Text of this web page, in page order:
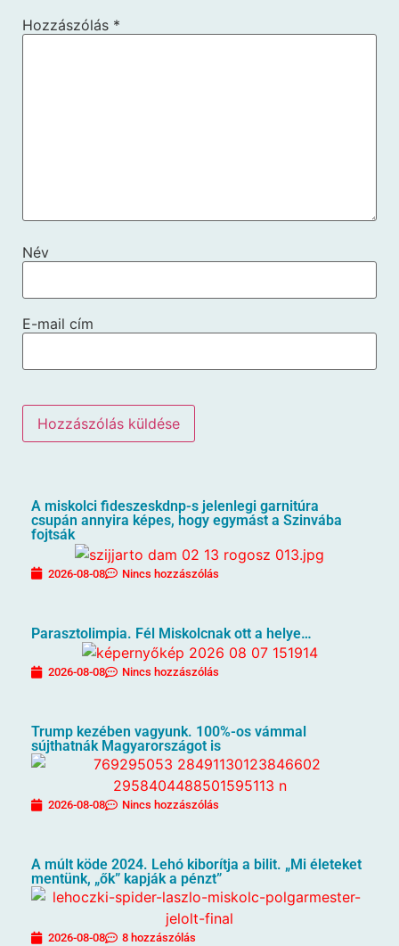
Hozzászólás *
Név
E-mail cím
A miskolci fideszeskdnp-s jelenlegi garnitúra
csupán annyira képes, hogy egymást a Szinvába
fojtsák
2026-08-08 Nincs hozzászólás
Parasztolimpia. Fél Miskolcnak ott a helye…
2026-08-08 Nincs hozzászólás
Trump kezében vagyunk. 100%-os vámmal
sújthatnák Magyarországot is
2026-08-08 Nincs hozzászólás
A múlt köde 2024. Lehó kiborítja a bilit. „Mi életeket
mentünk, „ők” kapják a pénzt”
2026-08-08 8 hozzászólás